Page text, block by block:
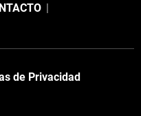
|
de Privacidad